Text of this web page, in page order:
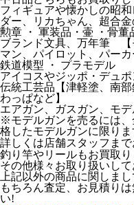
フィギュアや懐かしの昭
ダー、リカちゃん、超合
勲章 ・ 軍装品・壷 ・骨董
ブランド文具、万年筆 【
マン、パイロット、パーカ
鉄道模型 ・ プラモデル
アイコスやジッポ・デュ
伝統工芸品【津軽塗、南
わっぱなど】
エアガン、ガスガン、モ
※モデルガンを売るには
格したモデルガンに限りま
詳しくは店舗スタッフま
釣り竿やリールもお買取
その他様々お取り扱いして
上記以外の商品に関しま
もちろん査定、お見積り
い!